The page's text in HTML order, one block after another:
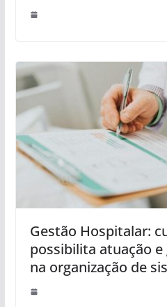
Gestão Hospitalar:
possibilita atuação
na organização de